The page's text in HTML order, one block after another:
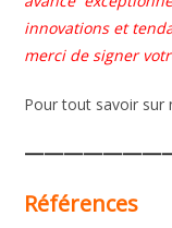
innovations et
merci de signer
Pour tout savoir sur
Références